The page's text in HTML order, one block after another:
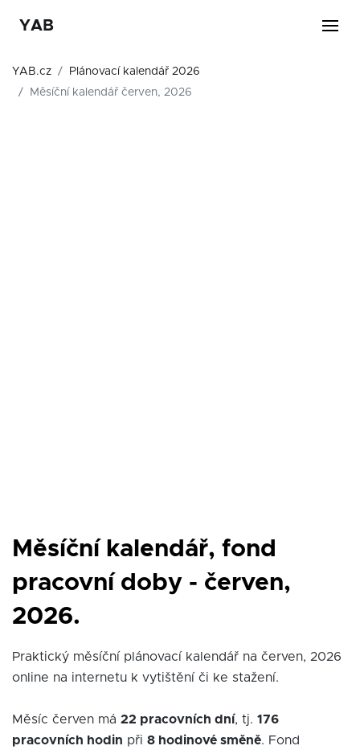
YAB
YAB.cz
Plánovací kalendář 2026
Měsíční kalendář červen, 2026
Měsíční kalendář, fond
pracovní doby - červen,
2026.
Praktický měsíční plánovací kalendář na červen, 2026
online na internetu k vytištění či ke stažení.
Měsíc červen má 22 pracovních dní, tj. 176
pracovních hodin při 8 hodinové směně. Fond